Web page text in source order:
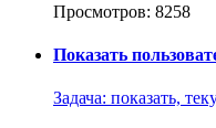
Просмотров: 8258
Показать
Задача: показать,